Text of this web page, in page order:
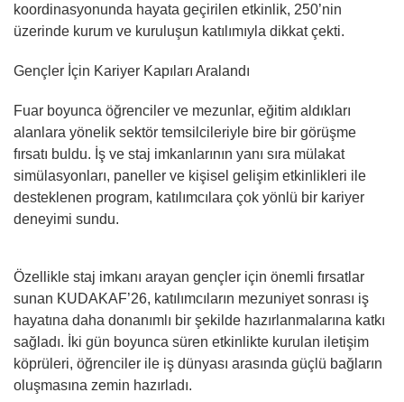
koordinasyonunda hayata geçirilen etkinlik, 250’nin
üzerinde kurum ve kuruluşun katılımıyla dikkat çekti.
Gençler İçin Kariyer Kapıları Aralandı
Fuar boyunca öğrenciler ve mezunlar, eğitim aldıkları
alanlara yönelik sektör temsilcileriyle bire bir görüşme
fırsatı buldu. İş ve staj imkanlarının yanı sıra mülakat
simülasyonları, paneller ve kişisel gelişim etkinlikleri ile
desteklenen program, katılımcılara çok yönlü bir kariyer
deneyimi sundu.
Özellikle staj imkanı arayan gençler için önemli fırsatlar
sunan KUDAKAF’26, katılımcıların mezuniyet sonrası iş
hayatına daha donanımlı bir şekilde hazırlanmalarına katkı
sağladı. İki gün boyunca süren etkinlikte kurulan iletişim
köprüleri, öğrenciler ile iş dünyası arasında güçlü bağların
oluşmasına zemin hazırladı.